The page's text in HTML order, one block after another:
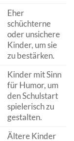
Eher
schüchterne
oder unsichere
Kinder, um sie
zu bestärken.
Kinder mit Sinn
für Humor, um
den Schulstart
spielerisch zu
gestalten.
Ältere Kinder